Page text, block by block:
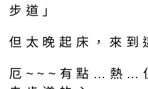
步道」
但太晚起床，來到
厄~~~有點…熱…